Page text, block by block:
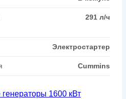
291 л/ч
Электростартер
Cummins
1600 кВт